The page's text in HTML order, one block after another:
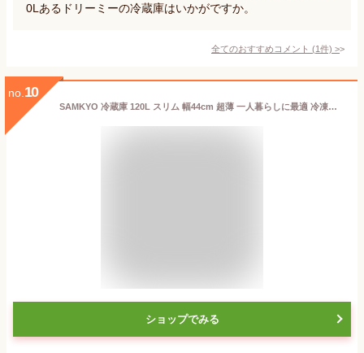
0Lあるドリーミーの冷蔵庫はいかがですか。
全てのおすすめコメント (1件) >
no. 10
SAMKYO 冷蔵庫 120L スリム 幅44cm 超薄 一人暮らしに最適 冷凍室付き 小型 コンパクト冷蔵庫 省スペース 大容量 省エネ 静音 5段階温度調節 2ドア 右開き GU120S グレー
ショップでみる